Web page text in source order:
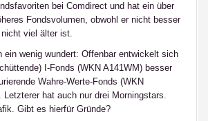
bei Comdirect und hat ein über
Fondsvolumen, obwohl er nicht besser
viel älter ist.
ein wenig wundert: Offenbar entwickelt sich
I-Fonds (WKN A141WM) besser
Wahre-Werte-Fonds (WKN
Letzterer hat auch nur drei Morningstars.
Gibt es hierfür Gründe?